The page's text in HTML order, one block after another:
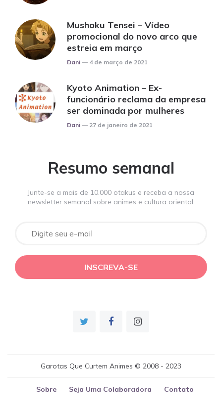
Mushoku Tensei – Vídeo
promocional do novo arco que
estreia em março
Posted
Dani 4 de março de 2021
Kyoto Animation – Ex-
funcionário reclama da empresa
ser dominada por mulheres
Posted
Dani 27 de janeiro de 2021
Resumo semanal
Junte-se a mais de 10.000 otakus e receba a nossa
newsletter semanal sobre animes e cultura oriental.
Garotas Que Curtem Animes © 2008 - 2023
Sobre Seja Uma Colaboradora Contato